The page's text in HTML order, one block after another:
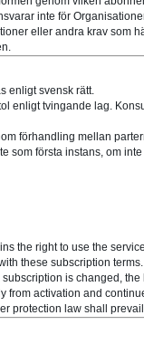
inte för
eller andra krav som
enligt svensk rätt.
enligt tvingande lag.
förhandling mellan
som första instans, om
the right to use the
these subscription terms.
is changed,
from activation and
protection law shall